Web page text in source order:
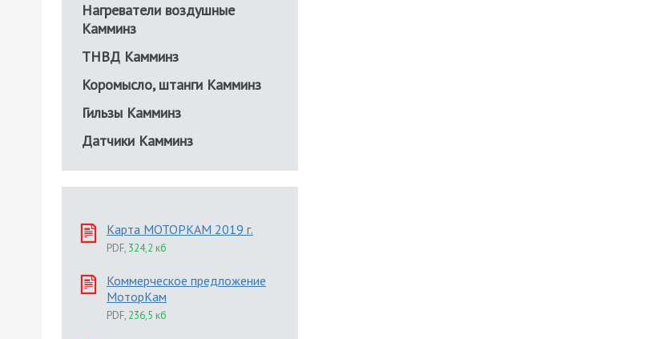
Нагреватели воздушные
Камминз
ТНВД Камминз
Коромысло, штанги Камминз
Гильзы Камминз
Датчики Камминз
Карта МОТОРКАМ 2019 г.
PDF, 324,2 кб
Коммерческое предложение
МоторКам
PDF, 236,5 кб